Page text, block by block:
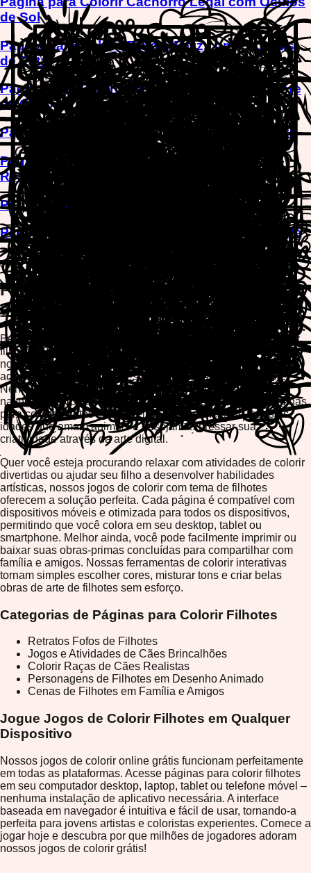
de Sol
Página para Colorir Filhote Feliz com Pegadas
de Pata
Página para Colorir Filhote de Praia Sob Árvore
de Coco
Página para Colorir Filhote Abraçando Sorvete
Página para Colorir Filhote Brincalhão
Respingando Água
Página para Colorir Filhote Adorável Sentado
Página para Colorir Cachorrinho Fofo em Cesta
— End of Games —
Páginas para Colorir Filhotes - Jogos
de Colorir Online Grátis
Bem-vindo à nossa deliciosa coleção de páginas para colorir
filhotes! Descubra horas infinitas de diversão criativa com
nossos jogos de colorir online grátis apresentando filhotes
adoráveis, cães brincalhões e personagens caninos fofos.
Nenhum download necessário – simplesmente abra seu
navegador e comece a colorir imediatamente. Nossas páginas
para colorir filhotes são perfeitas para crianças de todas as
idades que amam animais e desejam expressar sua
criatividade através da arte digital.
Quer você esteja procurando relaxar com atividades de colorir
divertidas ou ajudar seu filho a desenvolver habilidades
artísticas, nossos jogos de colorir com tema de filhotes
oferecem a solução perfeita. Cada página é compatível com
dispositivos móveis e otimizada para todos os dispositivos,
permitindo que você colora em seu desktop, tablet ou
smartphone. Melhor ainda, você pode facilmente imprimir ou
baixar suas obras-primas concluídas para compartilhar com
família e amigos. Nossas ferramentas de colorir interativas
tornam simples escolher cores, misturar tons e criar belas
obras de arte de filhotes sem esforço.
Categorias de Páginas para Colorir Filhotes
Retratos Fofos de Filhotes
Jogos e Atividades de Cães Brincalhões
Colorir Raças de Cães Realistas
Personagens de Filhotes em Desenho Animado
Cenas de Filhotes em Família e Amigos
Jogue Jogos de Colorir Filhotes em Qualquer
Dispositivo
Nossos jogos de colorir online grátis funcionam perfeitamente
em todas as plataformas. Acesse páginas para colorir filhotes
em seu computador desktop, laptop, tablet ou telefone móvel –
nenhuma instalação de aplicativo necessária. A interface
baseada em navegador é intuitiva e fácil de usar, tornando-a
perfeita para jovens artistas e coloristas experientes. Comece a
jogar hoje e descubra por que milhões de jogadores adoram
nossos jogos de colorir grátis!